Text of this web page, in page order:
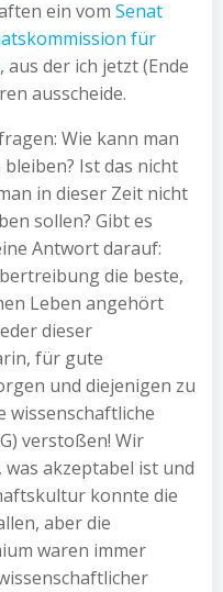
ein vom Senat
für
, aus der ich jetzt (Ende
ausscheide.
Wie kann man
Ist das nicht
in dieser Zeit nicht
sollen? Gibt es
Antwort darauf:
die beste,
Leben angehört
dieser
für gute
und diejenigen zu
wissenschaftliche
verstoßen! Wir
akzeptabel ist und
konnte die
aber die
waren immer